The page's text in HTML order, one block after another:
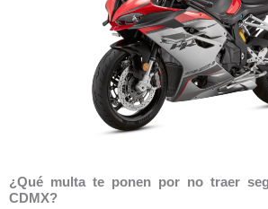
¿Qué multa te ponen por no traer
CDMX?